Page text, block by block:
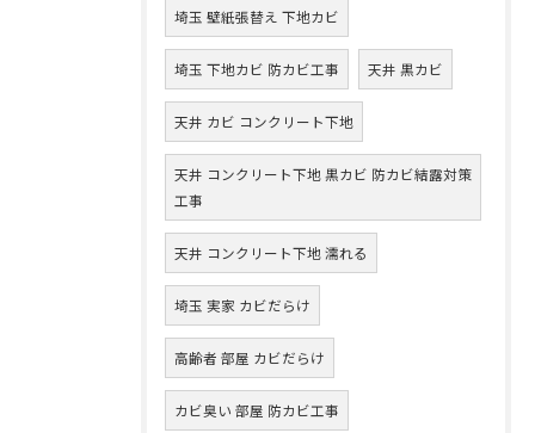
埼玉 壁紙張替え 下地カビ
埼玉 下地カビ 防カビ工事 天井 黒カビ
天井 カビ コンクリート下地
天井 コンクリート下地 黒カビ 防カビ結露対策
工事
天井 コンクリート下地 濡れる
埼玉 実家 カビだらけ
高齢者 部屋 カビだらけ
カビ臭い 部屋 防カビ工事